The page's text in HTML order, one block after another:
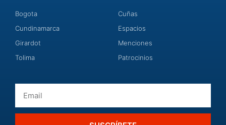
Bogota
Cundinamarca
Girardot
Tolima
Cuñas
Espacios
Menciones
Patrocinios